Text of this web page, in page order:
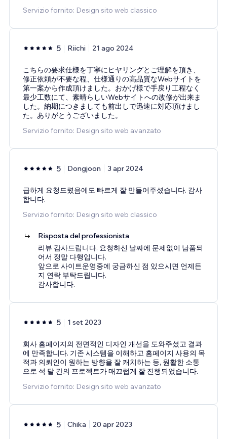
Servizio fornito: Design sito web classico
5 Riichi 21 ago 2024
こちらの要求仕様を丁寧にヒヤリングとご理解を頂き、
修正依頼が不要な程、仕様通りの高品質なWebサイトを
第一案から作成頂けました。おかげ様で手戻り工程なく
最少工数にて、素晴らしいWebサイトへの改修が出来ま
した。納期につきましても前出しで迅速に対応頂けまし
た。ありがとうございました。
Servizio fornito: Design sito web avanzato
5 Dongjoon 3 apr 2024
급하게 요청드렸음에도 빠르게 잘 만들어주셨습니다. 감사
합니다.
Servizio fornito: Design sito web classico
Risposta del professionista
리뷰 감사드립니다. 요청하신 날짜에 문제없이 남품되
어서 정말 다행입니다.
앞으로 사이트운영중에 궁금하신 점 있으시면 언제든
지 연락 부탁드립니다.
감사합니다.
5 1 set 2023
회사 홈페이지의 전면적인 디자인 개선을 도와주셨고 결과
에 만족합니다. 기존 시스템을 이해하고 홈페이지 사용의 목
적과 의뢰인이 원하는 방향을 잘 캐치하는 등, 원활한 소통
으로 석 달 간의 프로젝트가 매끄럽게 잘 진행되었습니다.
Servizio fornito: Design sito web avanzato
5 Chika 20 apr 2023